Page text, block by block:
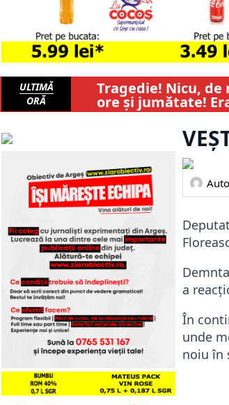
ULTIMĂ
ORĂ
Tragedie! Nicu,
ore și jumătate!
a
În
unde
noiu în